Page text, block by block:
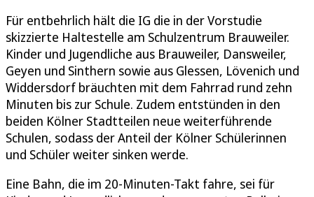
Für entbehrlich hält die IG die in der Vorstudie
skizzierte Haltestelle am Schulzentrum Brauweiler.
Kinder und Jugendliche aus Brauweiler, Dansweiler,
Geyen und Sinthern sowie aus Glessen, Lövenich und
Widdersdorf bräuchten mit dem Fahrrad rund zehn
Minuten bis zur Schule. Zudem entstünden in den
beiden Kölner Stadtteilen neue weiterführende
Schulen, sodass der Anteil der Kölner Schülerinnen
und Schüler weiter sinken werde.
Eine Bahn, die im 20-Minuten-Takt fahre, sei für